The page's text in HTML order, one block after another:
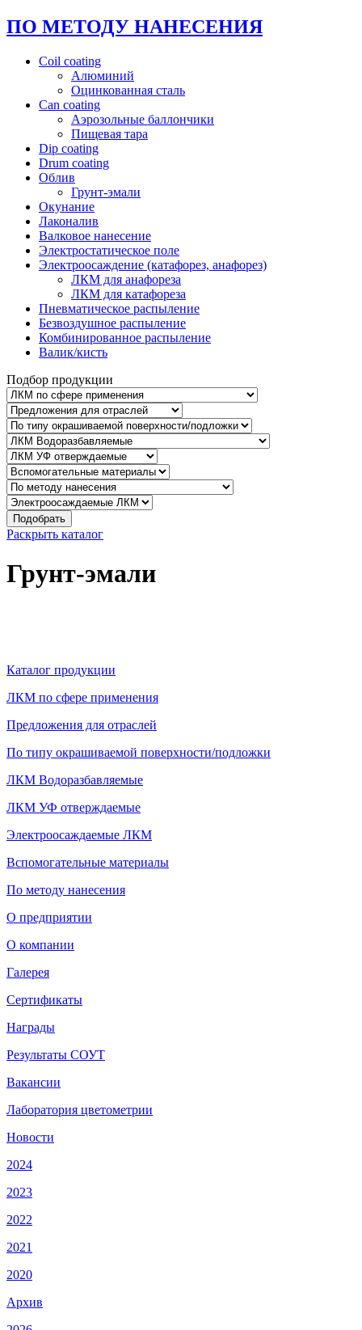
ПО МЕТОДУ НАНЕСЕНИЯ
Coil coating
Алюминий
Оцинкованная сталь
Can coating
Аэрозольные баллончики
Пищевая тара
Dip coating
Drum coating
Облив
Грунт-эмали
Окунание
Лаконалив
Валковое нанесение
Электростатическое поле
Электроосаждение (катафорез, анафорез)
ЛКМ для анафореза
ЛКМ для катафореза
Пневматическое распыление
Безвоздушное распыление
Комбинированное распыление
Валик/кисть
Подбор продукции
Подобрать
Раскрыть каталог
Грунт-эмали
Каталог продукции
ЛКМ по сфере применения
Предложения для отраслей
По типу окрашиваемой поверхности/подложки
ЛКМ Водоразбавляемые
ЛКМ УФ отверждаемые
Электроосаждаемые ЛКМ
Вспомогательные материалы
По методу нанесения
О предприятии
О компании
Галерея
Сертификаты
Награды
Результаты СОУТ
Вакансии
Лаборатория цветометрии
Новости
2024
2023
2022
2021
2020
Архив